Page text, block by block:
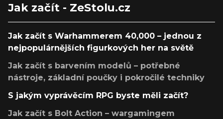
Jak začít - ZeStolu.cz
Jak začít s Warhammerem 40,000 – jednou z
nejpopulárnějších figurkových her na světě
Jak začít s barvením modelů – potřebné
nástroje, základní poučky i pokročilé techniky
S jakým vyprávěcím RPG byste měli začít?
Jak začít s Bolt Action – wargamingem